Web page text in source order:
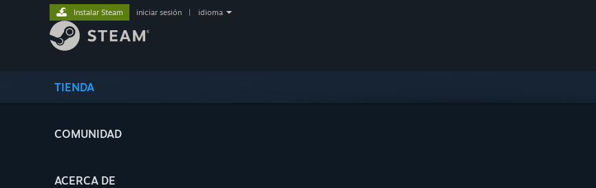
TIENDA
COMUNIDAD
ACERCA DE
Instalar Steam iniciar sesión idioma